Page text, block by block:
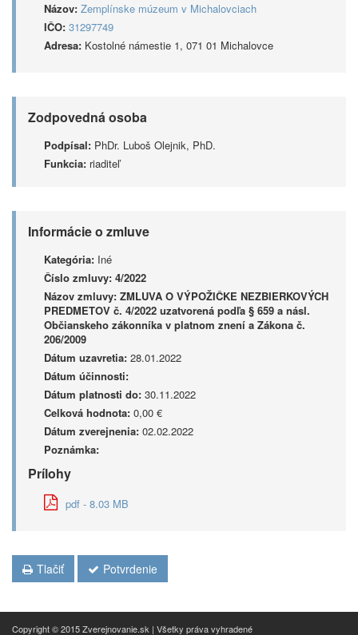
Názov: Zemplínske múzeum v Michalovciach
IČO: 31297749
Adresa: Kostolné námestie 1, 071 01 Michalovce
Zodpovedná osoba
Podpísal: PhDr. Luboš Olejnik, PhD.
Funkcia: riaditeľ
Informácie o zmluve
Kategória: Iné
Číslo zmluvy: 4/2022
Názov zmluvy: ZMLUVA O VÝPOŽIČKE NEZBIERKOVÝCH
PREDMETOV č. 4/2022 uzatvorená podľa § 659 a násl.
Občianskeho zákonníka v platnom znení a Zákona č.
206/2009
Dátum uzavretia: 28.01.2022
Dátum účinnosti:
Dátum platnosti do: 30.11.2022
Celková hodnota: 0,00 €
Dátum zverejnenia: 02.02.2022
Poznámka:
Prílohy
pdf - 8.03 MB
Tlačiť Potvrdenie
Copyright © 2015 Zverejnovanie.sk | Všetky práva vyhradené